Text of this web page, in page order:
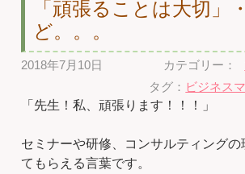
「頑張ることは大切」
ど。。。
2018年7月10日 カテゴリー：
タグ： ビジネス
「先生！私、頑張ります！！！」
セミナーや研修、コンサルティングの
てもらえる言葉です。